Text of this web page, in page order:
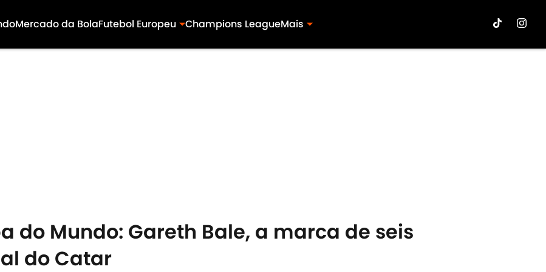
Mercado da BolaFutebol Europeu Champions LeagueMais
do Mundo: Gareth Bale, a marca de seis
do Catar